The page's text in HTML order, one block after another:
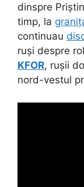
dinspre
timp, la
continuau
ruși despre
KFOR, rușii
nord-vestul